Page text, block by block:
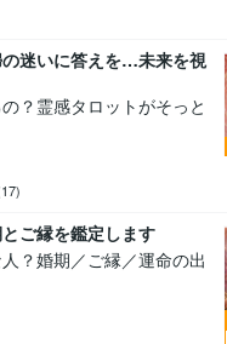
迷いに答えを…未来を視
？霊感タロットがそっと
ご縁を鑑定します
？婚期／ご縁／運命の出